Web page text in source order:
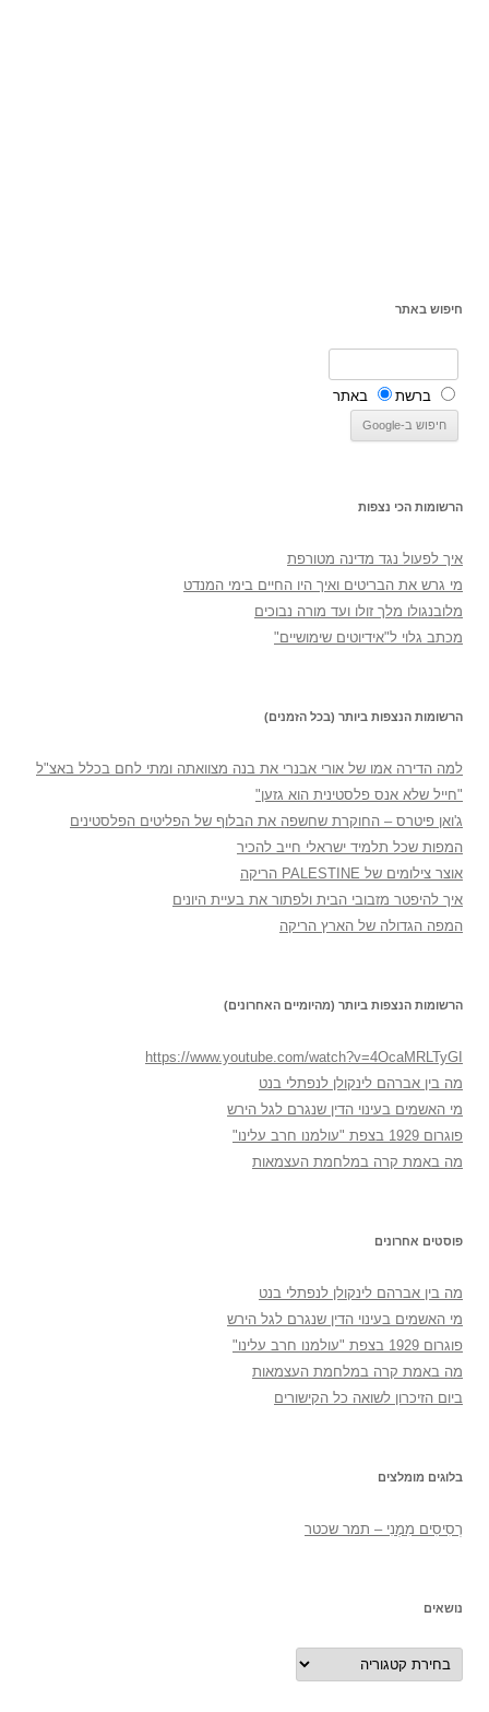
חיפוש באתר
ברשת באתר
הרשומות הכי נצפות
איך לפעול נגד מדינה מטורפת
מי גרש את הבריטים ואיך היו החיים בימי המנדט
מלובנגולו מלך זולו ועד מורה נבוכים
מכתב גלוי ל"אידיוטים שימושיים"
הרשומות הנצפות ביותר (בכל הזמנים)
למה הדירה אמו של אורי אבנרי את בנה מצוואתה ומתי לחם בכלל באצ"ל
"חייל שלא אנס פלסטינית הוא גזען"
ג'ואן פיטרס – החוקרת שחשפה את הבלוף של הפליטים הפלסטינים
המפות שכל תלמיד ישראלי חייב להכיר
אוצר צילומים של PALESTINE הריקה
איך להיפטר מזבובי הבית ולפתור את בעיית היונים
המפה הגדולה של הארץ הריקה
הרשומות הנצפות ביותר (מהיומיים האחרונים)
https://www.youtube.com/watch?v=4OcaMRLTyGI
מה בין אברהם לינקולן לנפתלי בנט
מי האשמים בעינוי הדין שנגרם לגל הירש
פוגרום 1929 בצפת "עולמנו חרב עלינו"
מה באמת קרה במלחמת העצמאות
פוסטים אחרונים
מה בין אברהם לינקולן לנפתלי בנט
מי האשמים בעינוי הדין שנגרם לגל הירש
פוגרום 1929 בצפת "עולמנו חרב עלינו"
מה באמת קרה במלחמת העצמאות
ביום הזיכרון לשואה כל הקישורים
בלוגים מומלצים
רְסִיסִים מִמֶנִי – תמר שכטר
נושאים
נושאים